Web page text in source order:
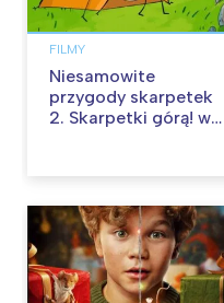
FILMY
Niesamowite
przygody skarpetek
2. Skarpetki górą! w